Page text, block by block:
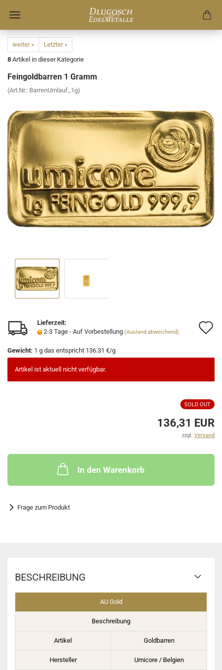
weiter »
Letzter »
8 Artikel in dieser Kategorie
Feingoldbarren 1 Gramm
(Art.Nr.: BarrenUmlauf_1g)
Lieferzeit:
2-3 Tage - Auf Vorbestellung (Ausland abweichend)
Gewicht: 1 g das entspricht 136.31 €/g
Artikel ist aktuell nicht verfügbar.
SOLD OUT
136,31 EUR
zzgl. Versand
In den Warenkorb
Frage zum Produkt
BESCHREIBUNG
AU Gold
Beschreibung
Artikel Goldbarren
Hersteller Umicore / Belgien